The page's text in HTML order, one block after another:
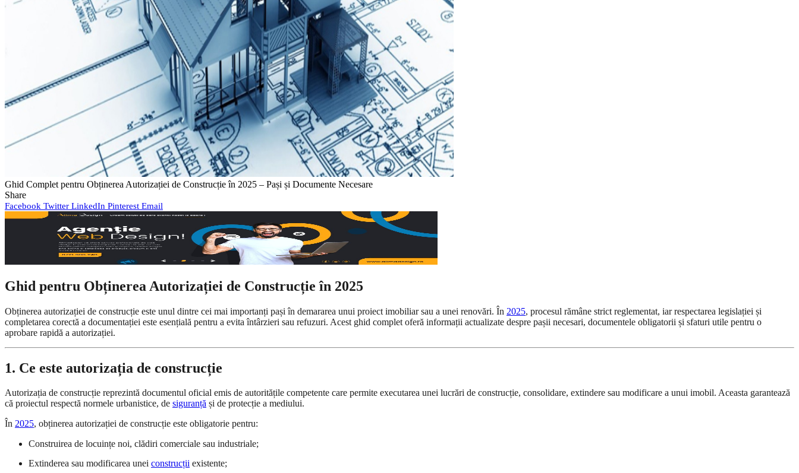
Ghid Complet pentru Obținerea Autorizației de Construcție în 2025 – Pași și Documente Necesare
Share
Facebook Twitter LinkedIn Pinterest Email
Ghid pentru Obținerea Autorizației de Construcție în 2025
Obținerea autorizației de construcție este unul dintre cei mai importanți pași în demararea unui proiect imobiliar sau a unei renovări. În 2025, procesul rămâne strict reglementat, iar respectarea legislației și
completarea corectă a documentației este esențială pentru a evita întârzieri sau refuzuri. Acest ghid complet oferă informații actualizate despre pașii necesari, documentele obligatorii și sfaturi utile pentru o
aprobare rapidă a autorizației.
1. Ce este autorizația de construcție
Autorizația de construcție reprezintă documentul oficial emis de autoritățile competente care permite executarea unei lucrări de construcție, consolidare, extindere sau modificare a unui imobil. Aceasta garantează
că proiectul respectă normele urbanistice, de siguranță și de protecție a mediului.
În 2025, obținerea autorizației de construcție este obligatorie pentru:
Construirea de locuințe noi, clădiri comerciale sau industriale;
Extinderea sau modificarea unei construcții existente;